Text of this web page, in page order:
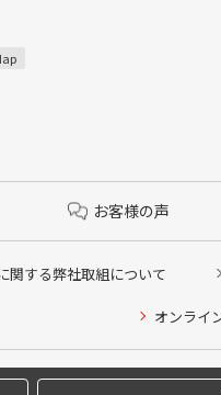
お客様の声
関する弊社取組について
オンライ